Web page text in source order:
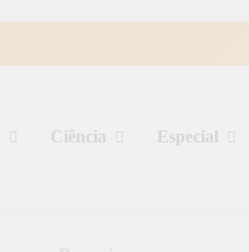
Ciência Especial